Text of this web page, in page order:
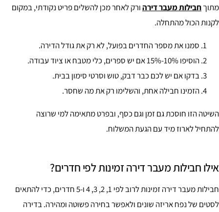
מתוךחבילות מעבר דירהורק לאחר מכן להשלים פריט נקודתי, במקום
לקנות הכול מהתחלה.
סמנו את מספר החדרים בפועל, לא רק את גודל הדירה.
הוסיפו 10%-15% אם יש ספרים, כלי מטבח או ציוד עבודה.
בדקו אם יש לכם כבר דבק, טוש וסרטי סימון בבית.
הזמינו חבילה אחת, והשלימו רק את מה שחסר.
השיטה הזו חוסכת גם זמן וגם כסף, ובפרט מתאימה למי שרוצה
להתחיל לארוז מיד עם הגעת המשלוח.
אילו חבילות מעבר דירה זמינות לפי חדרים?
חבילות מעבר דירה זמינות לרוב לפי 1, 2, 3, 4 ו-5 חדרים, כדי להתאים
לסטים של נפח אריזה שונים ולאפשר בחירה פשוטה ומהירה. בדירה